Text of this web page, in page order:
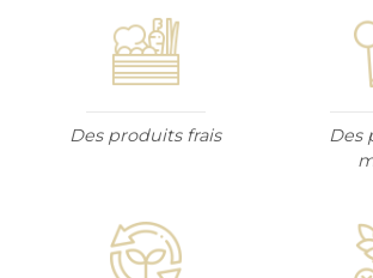
Des produits frais
Des